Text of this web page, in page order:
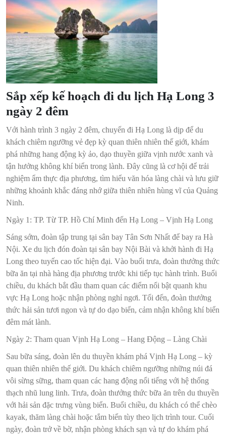
Sắp xếp kế hoạch đi du lịch Hạ Long 3
ngày 2 đêm
Với hành trình 3 ngày 2 đêm, chuyến đi Hạ Long là dịp để du
khách chiêm ngưỡng vẻ đẹp kỳ quan thiên nhiên thế giới, khám
phá những hang động kỳ ảo, dạo thuyền giữa vịnh nước xanh và
tận hưởng không khí biển trong lành. Đây cũng là cơ hội để trải
nghiệm ẩm thực địa phương, tìm hiểu văn hóa làng chài và lưu giữ
những khoảnh khắc đáng nhớ giữa thiên nhiên hùng vĩ của Quảng
Ninh.
Ngày 1: TP. Từ TP. Hồ Chí Minh đến Hạ Long – Vịnh Hạ Long
Sáng sớm, đoàn tập trung tại sân bay Tân Sơn Nhất để bay ra Hà
Nội. Xe du lịch đón đoàn tại sân bay Nội Bài và khởi hành đi Hạ
Long theo tuyến cao tốc hiện đại. Vào buổi trưa, đoàn thưởng thức
bữa ăn tại nhà hàng địa phương trước khi tiếp tục hành trình. Buổi
chiều, du khách bắt đầu tham quan các điểm nổi bật quanh khu
vực Hạ Long hoặc nhận phòng nghỉ ngơi. Tối đến, đoàn thưởng
thức hải sản tươi ngon và tự do dạo biển, cảm nhận không khí biển
đêm mát lành.
Ngày 2: Tham quan Vịnh Hạ Long – Hang Động – Làng Chài
Sau bữa sáng, đoàn lên du thuyền khám phá Vịnh Hạ Long – kỳ
quan thiên nhiên thế giới. Du khách chiêm ngưỡng những núi đá
vôi sừng sững, tham quan các hang động nổi tiếng với hệ thống
thạch nhũ lung linh. Trưa, đoàn thưởng thức bữa ăn trên du thuyền
với hải sản đặc trưng vùng biển. Buổi chiều, du khách có thể chèo
kayak, thăm làng chài hoặc tắm biển tùy theo lịch trình tour. Cuối
ngày, đoàn trở về bờ, nhận phòng khách sạn và tự do khám phá